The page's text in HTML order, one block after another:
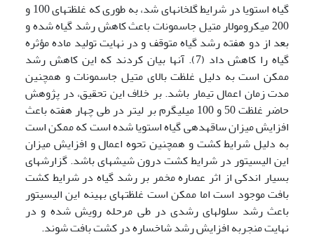
گیاه استویا در شرایط گلخانه­ای شد، به طوری که غلظت­های 100 و
200 میکرومولار متیل جاسمونات باعث کاهش رشد گیاه شده و
بعد از دو هفته رشد گیاه متوقف و در نهایت تولید ماده مؤثره
گیاه را کاهش داد (7). آن­ها بیان کردند که این کاهش رشد
ممکن است به دلیل غلظت بالای متیل جاسمونات و همچنین
مدت زمان اعمال تیمار باشد. بر خلاف این تحقیق، در پژوهش
حاضر غلظت­ 50 و 100 میلی­گرم بر لیتر در طی چهار هفته باعث
افزایش میزان ساقه­دهی گیاه استویا شده است که ممکن است
به دلیل شرایط کشت و همچنین تحوه اعمال و افزایش میزان
این الیسیتور در شرایط کشت درون شیشه­ای باشد. گزارش­های
بسیار اندکی از اثر عصاره مخمر بر رشد گیاه در شرایط کشت
بافت موجود است اما ممکن است غلظت­های بهینه این الیسیتور
باعث رشد سلول­های رشدی در طی مرحله رویش شده و در
نهایت منجربه افزایش رشد شاخساره در کشت بافت شوند.